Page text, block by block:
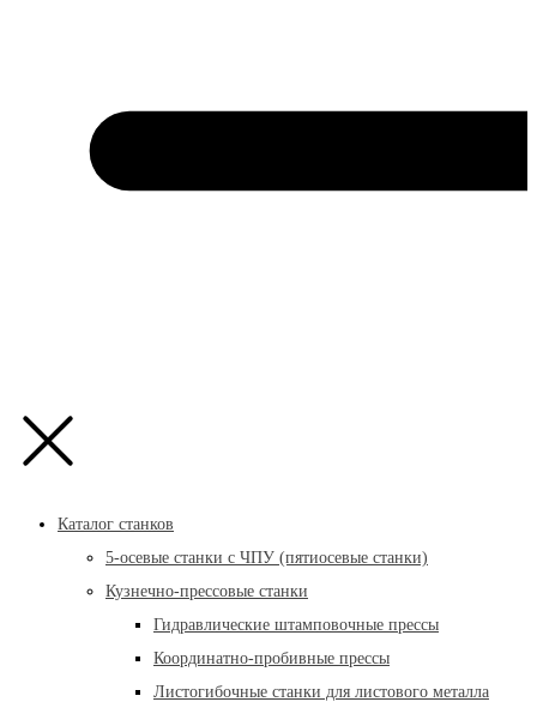
Каталог станков
5-осевые станки с ЧПУ (пятиосевые станки)
Кузнечно-прессовые станки
Гидравлические штамповочные прессы
Координатно-пробивные прессы
Листогибочные станки для листового металла